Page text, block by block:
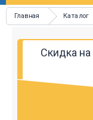
Главная Каталог
Скидка на